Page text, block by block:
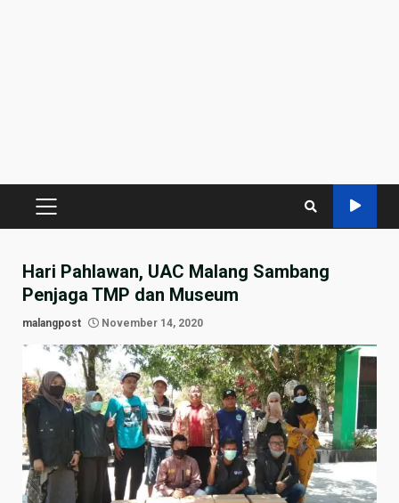
PRIMARY
Hari Pahlawan, UAC Malang Sambang
Penjaga TMP dan Museum
malangpost November 14, 2020